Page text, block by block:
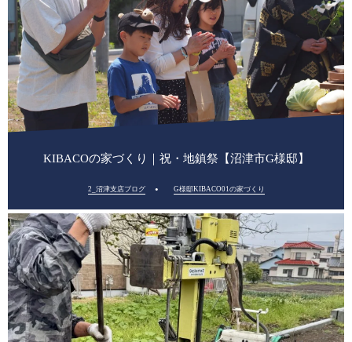
KIBACOの家づくり｜祝・地鎮祭【沼津市G様邸】
2_沼津支店ブログ G様邸KIBACO01の家づくり